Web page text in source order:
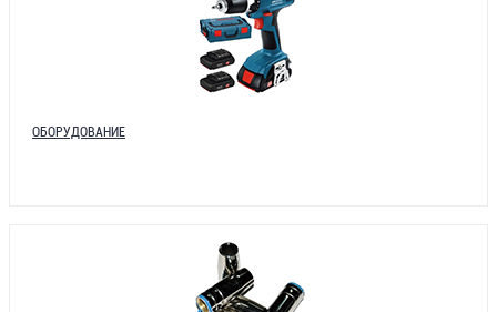
ОБОРУДОВАНИЕ